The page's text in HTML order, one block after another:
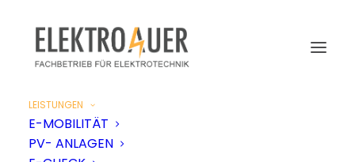
LEISTUNGEN
E-MOBILITÄT
PV- ANLAGEN